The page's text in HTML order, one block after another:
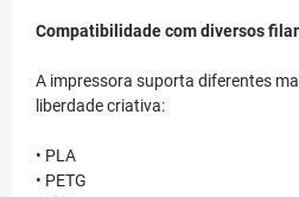
Compatibilidade com diversos
A impressora suporta diferentes
liberdade criativa:
• PLA
• PETG